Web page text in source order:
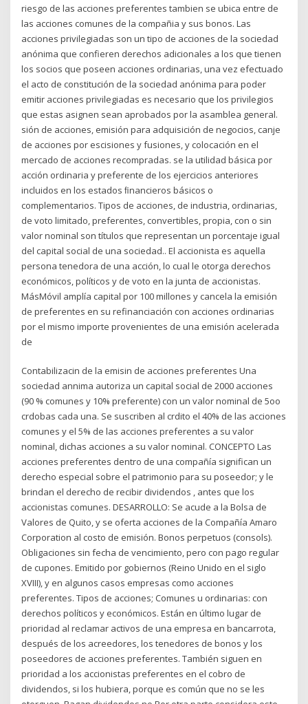
riesgo de las acciones preferentes tambien se ubica entre de
las acciones comunes de la compañia y sus bonos. Las
acciones privilegiadas son un tipo de acciones de la sociedad
anónima que confieren derechos adicionales a los que tienen
los socios que poseen acciones ordinarias, una vez efectuado
el acto de constitución de la sociedad anónima para poder
emitir acciones privilegiadas es necesario que los privilegios
que estas asignen sean aprobados por la asamblea general.
sión de acciones, emisión para adquisición de negocios, canje
de acciones por escisiones y fusiones, y colocación en el
mercado de acciones recompradas. se la utilidad básica por
acción ordinaria y preferente de los ejercicios anteriores
incluidos en los estados ﬁnancieros básicos o
complementarios. Tipos de acciones, de industria, ordinarias,
de voto limitado, preferentes, convertibles, propia, con o sin
valor nominal son títulos que representan un porcentaje igual
del capital social de una sociedad.. El accionista es aquella
persona tenedora de una acción, lo cual le otorga derechos
económicos, políticos y de voto en la junta de accionistas.
MásMóvil amplía capital por 100 millones y cancela la emisión
de preferentes en su refinanciación con acciones ordinarias
por el mismo importe provenientes de una emisión acelerada
de
Contabilizacin de la emisin de acciones preferentes Una
sociedad annima autoriza un capital social de 2000 acciones
(90 % comunes y 10% preferente) con un valor nominal de 5oo
crdobas cada una. Se suscriben al crdito el 40% de las acciones
comunes y el 5% de las acciones preferentes a su valor
nominal, dichas acciones a su valor nominal. CONCEPTO Las
acciones preferentes dentro de una compañía significan un
derecho especial sobre el patrimonio para su poseedor; y le
brindan el derecho de recibir dividendos , antes que los
accionistas comunes. DESARROLLO: Se acude a la Bolsa de
Valores de Quito, y se oferta acciones de la Compañía Amaro
Corporation al costo de emisión. Bonos perpetuos (consols).
Obligaciones sin fecha de vencimiento, pero con pago regular
de cupones. Emitido por gobiernos (Reino Unido en el siglo
XVIII), y en algunos casos empresas como acciones
preferentes. Tipos de acciones; Comunes u ordinarias: con
derechos políticos y económicos. Están en último lugar de
prioridad al reclamar activos de una empresa en bancarrota,
después de los acreedores, los tenedores de bonos y los
poseedores de acciones preferentes. También siguen en
prioridad a los accionistas preferentes en el cobro de
dividendos, si los hubiera, porque es común que no se les